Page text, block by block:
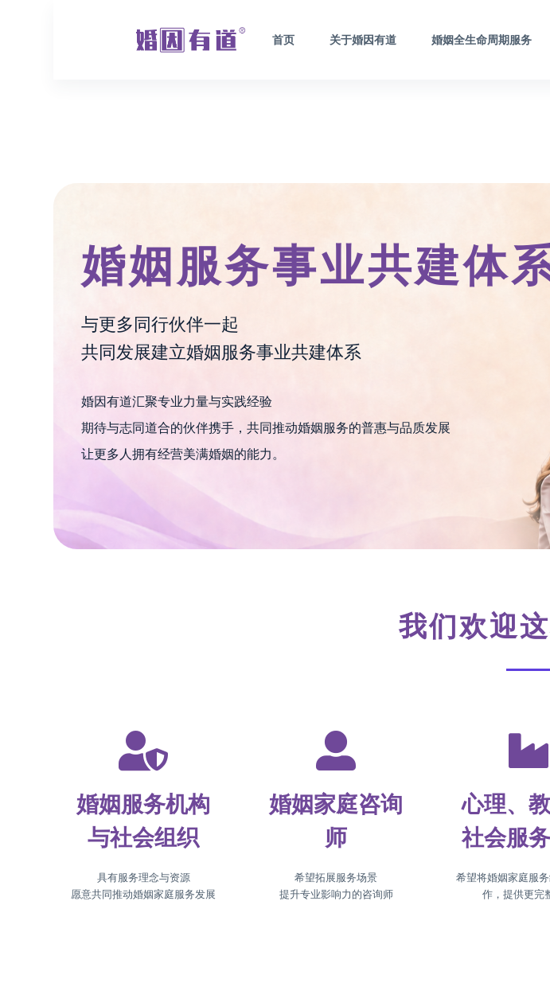
首页 关于婚因有道 婚姻全生命周期服务
婚姻服务事业共建体
与更多同行伙伴一起
共同发展建立婚姻服务事业共建体系
婚因有道汇聚专业力量与实践经验
期待与志同道合的伙伴携手，共同推动婚姻服务的普惠与品质发展
让更多人拥有经营美满婚姻的能力。
我们欢迎
婚姻服务机构
与社会组织
具有服务理念与资源
愿意共同推动婚姻家庭服务发展
婚姻家庭咨询
师
希望拓展服务场景
提升专业影响力的咨询师
心理、
社会服
希望将婚姻家庭服
作，提供更完